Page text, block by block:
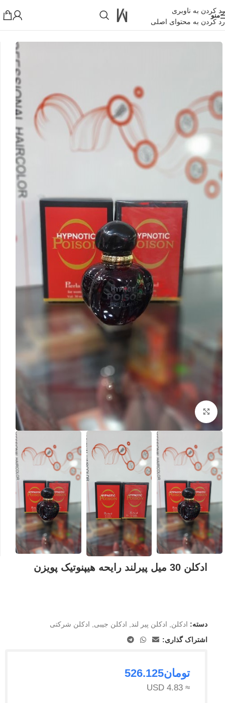
رد کردن به ناوبری
رد کردن به محتوای اصلی
!تجربه یک خرید عالی فرصت را از دست ندهید همین امروز از تخفیفات
منو
خانه» فروشگاه اینترنتی واکارنا
بزرگنمایی تصویر
ادکلن 30 میل پیرلند رایحه هیپنوتیک پویزن
دسته: ادکلن ادکلن پیر لند ادکلن جیبی
ادکلن شرکتی
اشتراک گذاری:
تومان526.125
≈ 4.83 USD